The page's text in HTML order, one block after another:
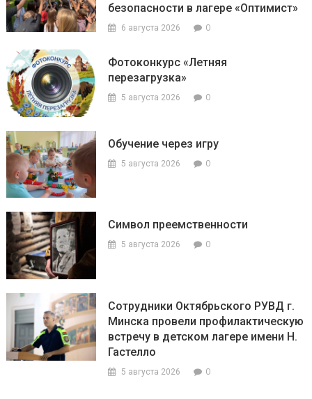
безопасности в лагере «Оптимист»
6 августа 2026 0
Фотоконкурс «Летняя
перезагрузка»
5 августа 2026 0
Обучение через игру
5 августа 2026 0
Символ преемственности
5 августа 2026 0
Сотрудники Октябрьского РУВД г.
Минска провели профилактическую
встречу в детском лагере имени Н.
Гастелло
5 августа 2026 0